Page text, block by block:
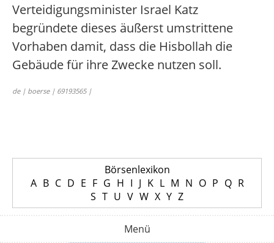
Verteidigungsminister Israel Katz
begründete dieses äußerst umstrittene
Vorhaben damit, dass die Hisbollah die
Gebäude für ihre Zwecke nutzen soll.
de | boerse | 69193565 |
Börsenlexikon
A B C D E F G H I J K L M N O P Q R
S T U V W X Y Z
Menü